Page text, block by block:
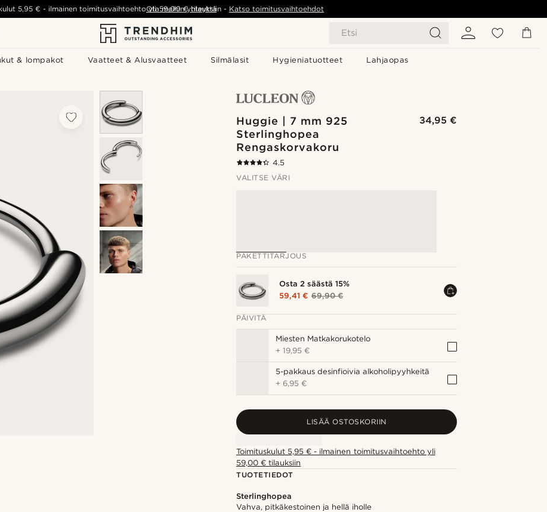
Etsi
& lompakot Vaatteet & Alusvaatteet Silmälasit Hygieniatuotteet Lahjaopas
5,95 € - ilmainen toimitusvaihtoehto yli 59,00 €tilauksiin - Katso toimitusvaihtoehdot
Ota meihin yhteyttä
Huggie | 7 mm 925
Sterlinghopea
Rengaskorvakoru
34,95 €
4.5
VALITSE VÄRI
PAKETTITARJOUS
Osta 2 säästä 15%
59,41 € 69,90 €
PÄIVITÄ
Miesten Matkakorukotelo
+19,95 €
5-pakkaus desinfioivia alkoholipyyhkeitä
+6,95 €
LISÄÄ OSTOSKORIIN
Toimituskulut 5,95 € - ilmainen toimitusvaihtoehto yli
59,00 € tilauksiin
TUOTETIEDOT
Sterlinghopea
Vahva, pitkäkestoinen ja hellä iholle